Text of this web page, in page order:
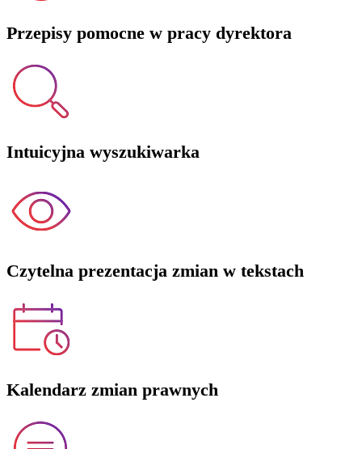
Przepisy pomocne w pracy dyrektora
Intuicyjna wyszukiwarka
Czytelna prezentacja zmian w tekstach
Kalendarz zmian prawnych